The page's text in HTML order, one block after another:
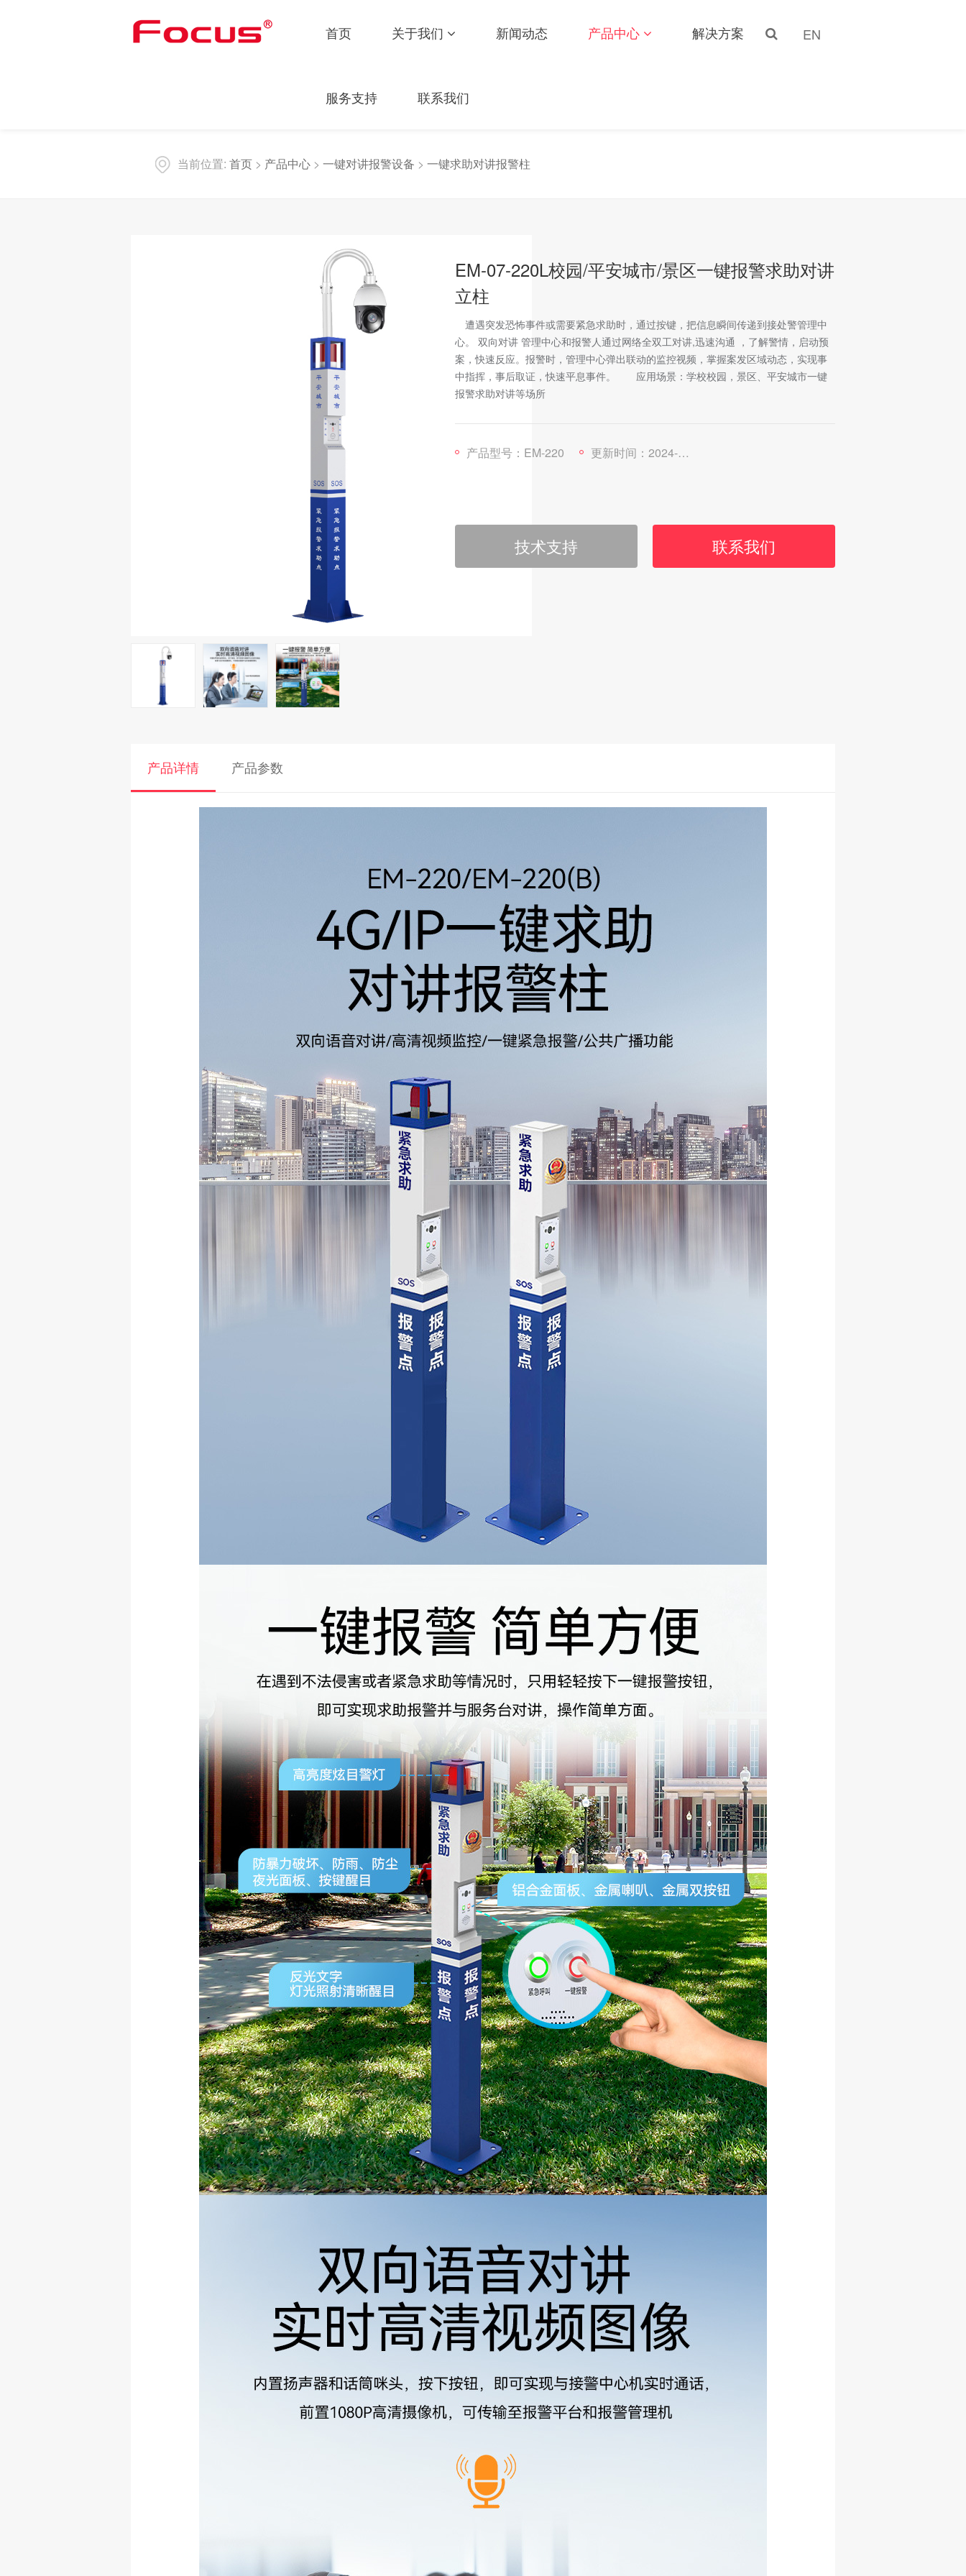
首页 关于我们 新闻动态 产品中心 解决方案
服务支持 联系我们
EN
当前位置: 首页 > 产品中心 > 一键对讲报警设备 > 一键求助对讲报警柱
EM-07-220L校园/平安城市/景区一键报警求助对讲
立柱
遭遇突发恐怖事件或需要紧急求助时，通过按键，把信息瞬间传递到接处警管理中
心。 双向对讲 管理中心和报警人通过网络全双工对讲,迅速沟通 ，了解警情，启动预
案，快速反应。报警时，管理中心弹出联动的监控视频，掌握案发区域动态，实现事
中指挥，事后取证，快速平息事件。 应用场景：学校校园，景区、平安城市一键
报警求助对讲等场所
产品型号：EM-220 更新时间：2024-08-20
技术支持 联系我们
产品详情 产品参数